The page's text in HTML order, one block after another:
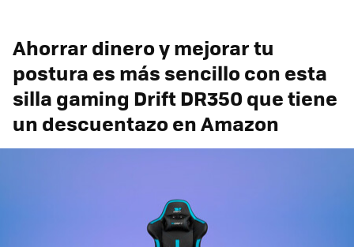
Ahorrar dinero y mejorar tu
postura es más sencillo con esta
silla gaming Drift DR350 que tiene
un descuentazo en Amazon